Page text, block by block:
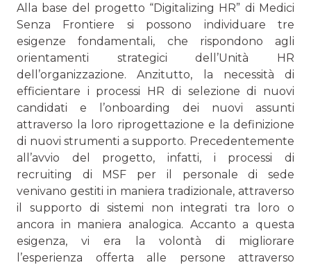
Alla base del progetto “Digitalizing HR” di Medici
Senza Frontiere si possono individuare tre
esigenze fondamentali, che rispondono agli
orientamenti strategici dell’Unità HR
dell’organizzazione. Anzitutto, la necessità di
efficientare i processi HR di selezione di nuovi
candidati e l’onboarding dei nuovi assunti
attraverso la loro riprogettazione e la definizione
di nuovi strumenti a supporto. Precedentemente
all’avvio del progetto, infatti, i processi di
recruiting di MSF per il personale di sede
venivano gestiti in maniera tradizionale, attraverso
il supporto di sistemi non integrati tra loro o
ancora in maniera analogica. Accanto a questa
esigenza, vi era la volontà di migliorare
l’esperienza offerta alle persone attraverso